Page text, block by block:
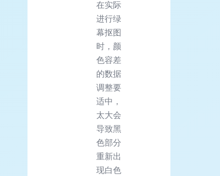
在实际
进行绿
幕抠图
时，颜
色容差
的数据
调整要
适中，
太大会
导致黑
色部分
重新出
现白色